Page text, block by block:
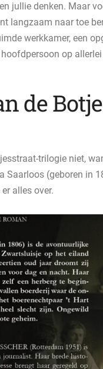
jullie denken. Maar
langzaam naar toe
werkkamer, een
op
de
trilogie niet,
Saarloos (geboren in
alles over.